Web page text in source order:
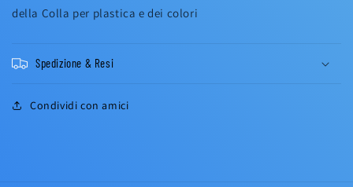
della Colla per plastica e dei colori
Spedizione & Resi
Condividi con amici